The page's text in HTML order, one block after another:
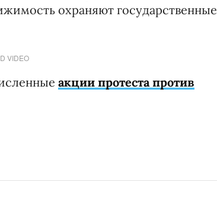
охраняют государственные
VIDEO
акции протеста против